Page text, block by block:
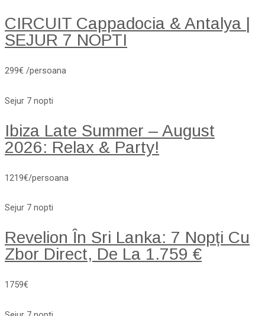
CIRCUIT Cappadocia & Antalya |
SEJUR 7 NOPTI
299€ /persoana
Sejur 7 nopti
Ibiza Late Summer – August
2026: Relax & Party!
1219€/persoana
Sejur 7 nopti
Revelion În Sri Lanka: 7 Nopți Cu
Zbor Direct, De La 1.759 €
1759€